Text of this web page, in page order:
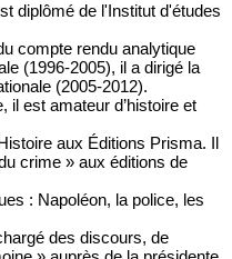
diplômé de l'Institut d'études
compte rendu analytique
(1996-2005), il a dirigé la
(2005-2012).
il est amateur d’histoire et
aux Éditions Prisma. Il
crime » aux éditions de
: Napoléon, la police, les
des discours, de